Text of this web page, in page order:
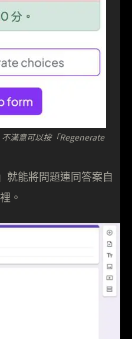
滿意可以按「Regenerate
能將問題連同答案自
。